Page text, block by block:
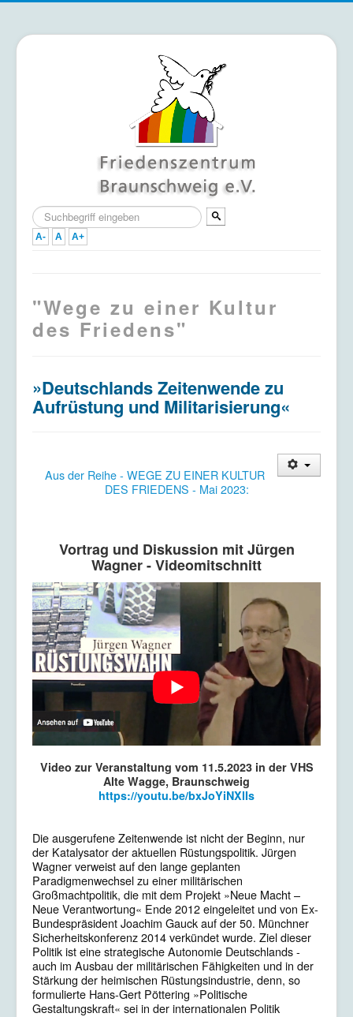
Suchen
...
A- A A+
Termine
Mitmachen & Unterstützen
Kontakt/Impressum
Datenschutzerklärung
"Wege zu einer Kultur
des Friedens"
»Deutschlands Zeitenwende zu
Aufrüstung und Militarisierung«
Aus der Reihe - WEGE ZU EINER KULTUR
DES FRIEDENS - Mai 2023:
Vortrag und Diskussion mit Jürgen
Wagner - Videomitschnitt
Video zur Veranstaltung vom 11.5.2023 in der VHS
Alte Wagge, Braunschweig
https://youtu.be/bxJoYiNXlIs
Die ausgerufene Zeitenwende ist nicht der Beginn, nur
der Katalysator der aktuellen Rüstungspolitik. Jürgen
Wagner verweist auf den lange geplanten
Paradigmenwechsel zu einer militärischen
Großmachtpolitik, die mit dem Projekt »Neue Macht –
Neue Verantwortung« Ende 2012 eingeleitet und von Ex-
Bundespräsident Joachim Gauck auf der 50. Münchner
Sicherheitskonferenz 2014 verkündet wurde. Ziel dieser
Politik ist eine strategische Autonomie Deutschlands -
auch im Ausbau der militärischen Fähigkeiten und in der
Stärkung der heimischen Rüstungsindustrie, denn, so
formulierte Hans-Gert Pöttering »Politische
Gestaltungskraft« sei in der internationalen Politik